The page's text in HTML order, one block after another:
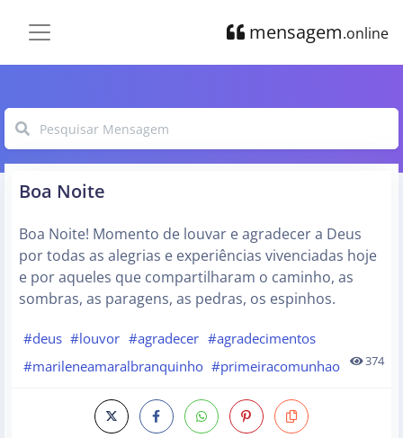
mensagem.online
Boa Noite
Boa Noite! Momento de louvar e agradecer a Deus
por todas as alegrias e experiências vivenciadas hoje
e por aqueles que compartilharam o caminho, as
sombras, as paragens, as pedras, os espinhos.
#deus #louvor #agradecer #agradecimentos
#marileneamaralbranquinho #primeiracomunhao 374